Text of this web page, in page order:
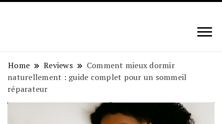
Techryn is a blog specialized in AI, Technology,
News, smartphones android and iPhone, Internet 5G
and video tutorials
Home Reviews
Comment mieux dormir
naturellement : guide complet pour un sommeil
réparateur